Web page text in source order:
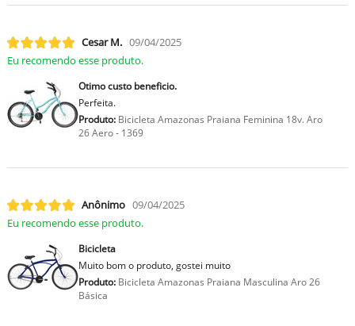
Cesar M. 09/04/2025
Eu recomendo esse produto.
Otimo custo beneficio.
Perfeita.
Produto:Bicicleta Amazonas Praiana Feminina 18v. Aro
26 Aero - 1369
Anônimo 09/04/2025
Eu recomendo esse produto.
Bicicleta
Muito bom o produto, gostei muito
Produto:Bicicleta Amazonas Praiana Masculina Aro 26
Básica